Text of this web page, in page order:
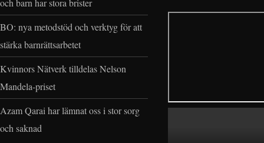
och barn har stora brister
BO: nya metodstöd och verktyg för att
stärka barnrättsarbetet
Kvinnors Nätverk tilldelas Nelson
Mandela-priset
Azam Qarai har lämnat oss i stor sorg
och saknad